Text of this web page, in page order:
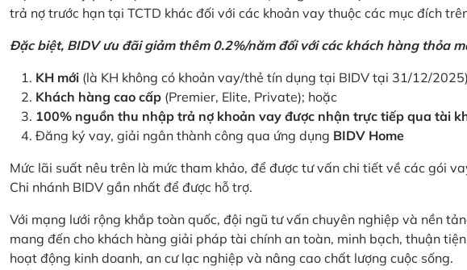
trả nợ trước hạn tại TCTD khác đối với các khoản vay thuộc các mục đích
Đặc biệt, BIDV ưu đãi giảm thêm 0.2%/năm đối với các khách hàng thỏa
KH mới (là KH không có khoản vay/thẻ tín dụng tại BIDV tại 31/12/
Khách hàng cao cấp (Premier, Elite, Private); hoặc
100% nguồn thu nhập trả nợ khoản vay được nhận trực tiếp qua tài
Đăng ký vay, giải ngân thành công qua ứng dụng BIDV Home
Mức lãi suất nêu trên là mức tham khảo, để được tư vấn chi tiết về các gói
Chi nhánh BIDV gần nhất để được hỗ trợ.
Với mạng lưới rộng khắp toàn quốc, đội ngũ tư vấn chuyên nghiệp và nền
mang đến cho khách hàng giải pháp tài chính an toàn, minh bạch, thuận
hoạt động kinh doanh, an cư lạc nghiệp và nâng cao chất lượng cuộc sống.